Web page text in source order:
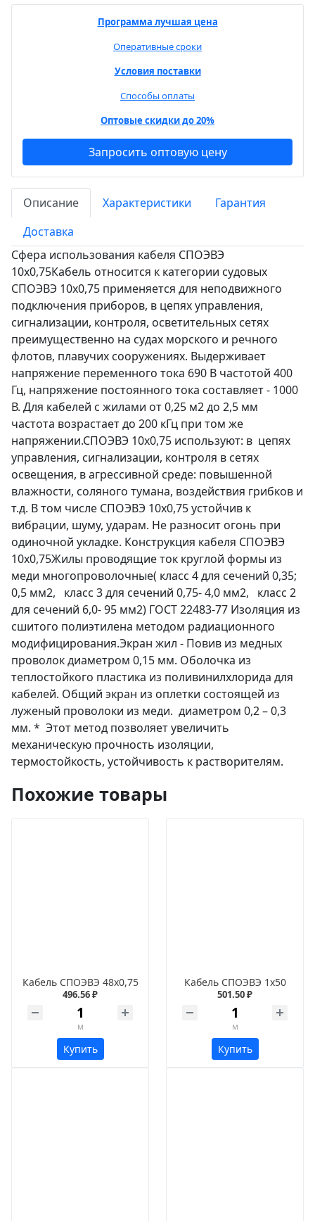
Программа лучшая цена
Оперативные сроки
Условия поставки
Способы оплаты
Оптовые скидки до 20%
Запросить оптовую цену
Описание Характеристики
Гарантия
Доставка
Сфера использования кабеля СПОЭВЭ
10х0,75Кабель относится к категории судовых
СПОЭВЭ 10х0,75 применяется для неподвижного
подключения приборов, в цепях управления,
сигнализации, контроля, осветительных сетях
преимущественно на судах морского и речного
флотов, плавучих сооружениях. Выдерживает
напряжение переменного тока 690 В частотой 400
Гц, напряжение постоянного тока составляет - 1000
В. Для кабелей с жилами от 0,25 м2 до 2,5 мм
частота возрастает до 200 кГц при том же
напряжении.СПОЭВЭ 10х0,75 используют: в цепях
управления, сигнализации, контроля в сетях
освещения, в агрессивной среде: повышенной
влажности, соляного тумана, воздействия грибков и
т.д. В том числе СПОЭВЭ 10х0,75 устойчив к
вибрации, шуму, ударам. Не разносит огонь при
одиночной укладке. Конструкция кабеля СПОЭВЭ
10х0,75Жилы проводящие ток круглой формы из
меди многопроволочные( класс 4 для сечений 0,35;
0,5 мм2, класс 3 для сечений 0,75- 4,0 мм2, класс 2
для сечений 6,0- 95 мм2) ГОСТ 22483-77 Изоляция из
сшитого полиэтилена методом радиационного
модифицирования.Экран жил - Повив из медных
проволок диаметром 0,15 мм. Оболочка из
теплостойкого пластика из поливинилхлорида для
кабелей. Общий экран из оплетки состоящей из
луженый проволоки из меди. диаметром 0,2 – 0,3
мм. * Этот метод позволяет увеличить
механическую прочность изоляции,
термостойкость, устойчивость к растворителям.
Похожие товары
Кабель СПОЭВЭ 48х0,75
496.56 ₽
м
Купить
Кабель СПОЭВЭ 1х50
501.50 ₽
м
Купить